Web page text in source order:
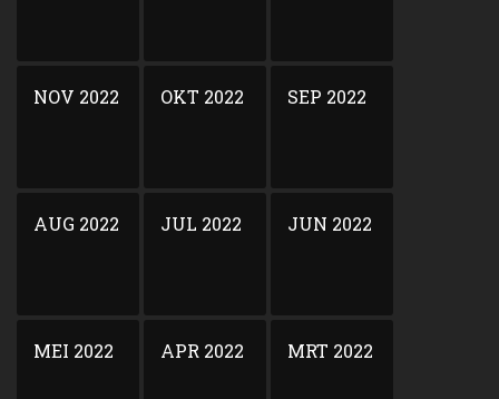
NOV 2022 OKT 2022 SEP 2022
AUG 2022 JUL 2022 JUN 2022
MEI 2022 APR 2022 MRT 2022